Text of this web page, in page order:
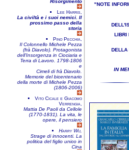
Risorgimento
Lee Harris,
La civiltà e i suoi nemici. Il
prossimo passo della
storia
Pino Pecchia,
Il Colonnello Michele Pezza
(frà Diavolo). Protagonista
dell’Insorgenza in Ciociaria e
Terra di Lavoro. 1798-1806
e
Cimeli di frà Diavolo.
Memorie del bicentenario
della morte di Michele Pezza
(1806-2006)
Vito Cicale e Giacomo
Verrengia,
Mattia De Paoli da Cellole
(1770-1831). La vita, le
opere, il pensiero
Harry Wu,
Strage di innocenti. La
politica del figlio unico in
Cina
"NOTE
LIBRI
DELLA
IN